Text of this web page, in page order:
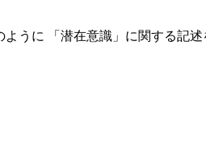
うに 「潜在意識」に関する